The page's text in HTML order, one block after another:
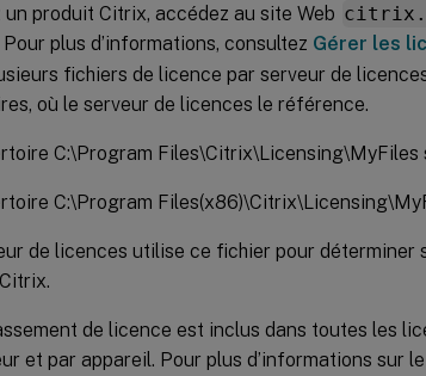
un produit Citrix, accédez au site Web
plus d’informations, consultez Gérer les
fichiers de licence par serveur de
où le serveur de licences le référence.
C:\Program Files\Citrix\Licensing\MyFiles
C:\Program
de licences utilise ce fichier pour déterminer
de licence est inclus dans toutes les
et par appareil. Pour plus d’informations sur